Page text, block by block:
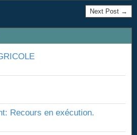
Next Post →
Recours en exécution.